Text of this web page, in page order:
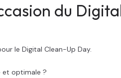
du
le Digital Clean-Up Day.
et optimale ?